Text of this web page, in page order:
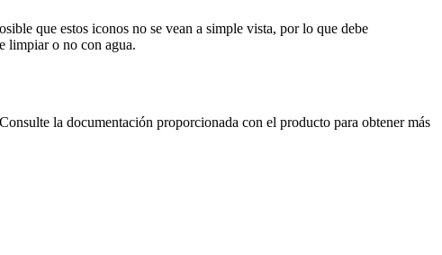
que estos iconos no se vean a simple vista, por lo que debe
limpiar o no con agua.
la documentación proporcionada con el producto para obtener más